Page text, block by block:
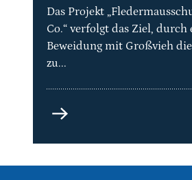
ihrer
Lebensräume
in
Deutschland
Das Projekt
Co.“ verfolgt das Ziel, durch
Beweidung mit Großvieh
zu...
Fledermausschutz
Kuh